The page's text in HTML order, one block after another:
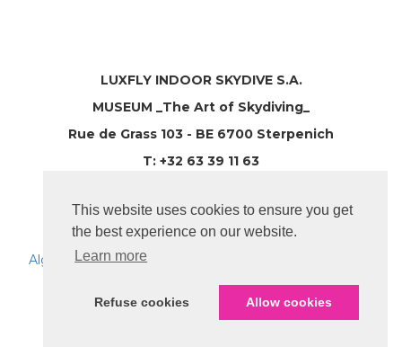
This website uses cookies to ensure you get
the best experience on our website.
Learn more
Refuse cookies Allow cookies
LUXFLY INDOOR SKYDIVE S.A.
MUSEUM _The Art of Skydiving_
Rue de Grass 103 - BE 6700 Sterpenich
T: +32 63 39 11 63
hello@luxfly.eu
Algemene verkoopvoorwaarden